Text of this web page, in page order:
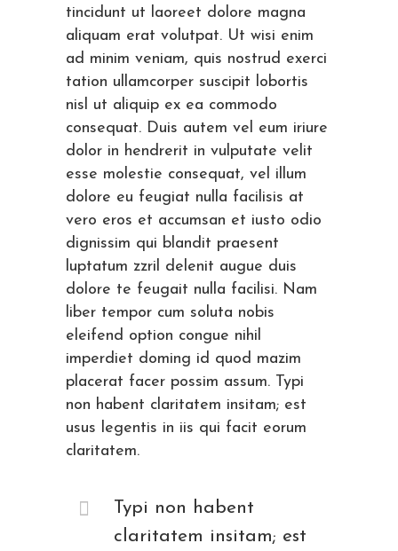
tincidunt ut laoreet dolore magna
aliquam erat volutpat. Ut wisi enim
ad minim veniam, quis nostrud exerci
tation ullamcorper suscipit lobortis
nisl ut aliquip ex ea commodo
consequat. Duis autem vel eum iriure
dolor in hendrerit in vulputate velit
esse molestie consequat, vel illum
dolore eu feugiat nulla facilisis at
vero eros et accumsan et iusto odio
dignissim qui blandit praesent
luptatum zzril delenit augue duis
dolore te feugait nulla facilisi. Nam
liber tempor cum soluta nobis
eleifend option congue nihil
imperdiet doming id quod mazim
placerat facer possim assum. Typi
non habent claritatem insitam; est
usus legentis in iis qui facit eorum
claritatem.
Typi non habent
claritatem insitam; est